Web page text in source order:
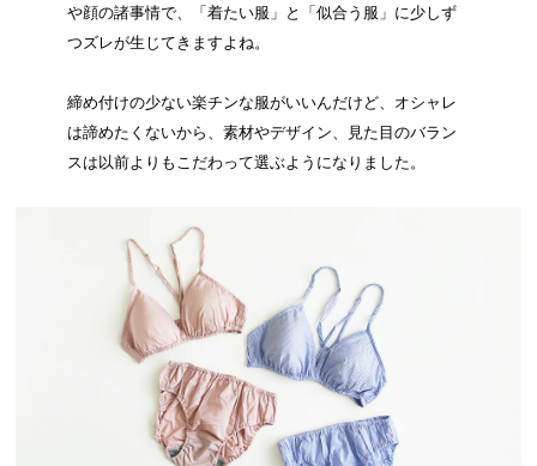
や顔の諸事情で、「着たい服」と「似合う服」に少しず
つズレが生じてきますよね。
締め付けの少ない楽チンな服がいいんだけど、オシャレ
は諦めたくないから、素材やデザイン、見た目のバラン
スは以前よりもこだわって選ぶようになりました。